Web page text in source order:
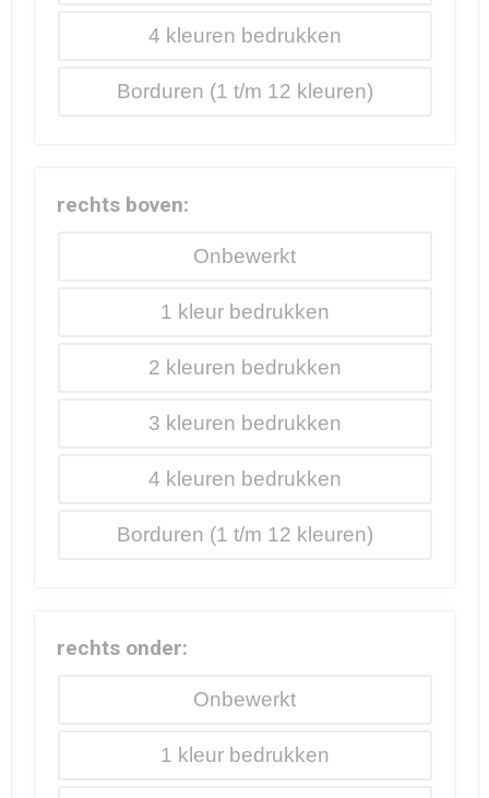
4
Borduren
rechts boven:
Onbewerkt
1
2
3
4
Borduren
rechts onder:
Onbewerkt
1